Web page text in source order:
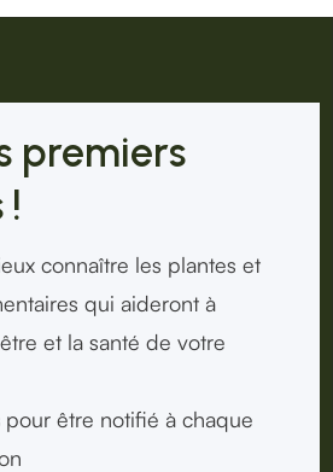
premiers
connaître les plantes et
qui aideront à
et la santé de votre
pour être notifié à chaque